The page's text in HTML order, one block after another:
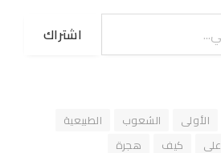
اشتراك
الأولى الشعوب
الطبيعية
على كيف هجرة